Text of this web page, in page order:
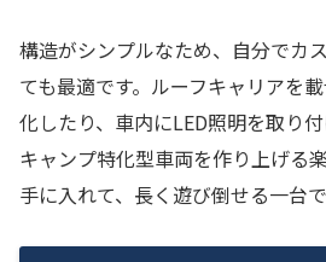
構造がシンプルなため、自分でカ
ても最適です。ルーフキャリアを
化したり、車内にLED照明を取り
キャンプ特化型車両を作り上げる
手に入れて、長く遊び倒せる一台で